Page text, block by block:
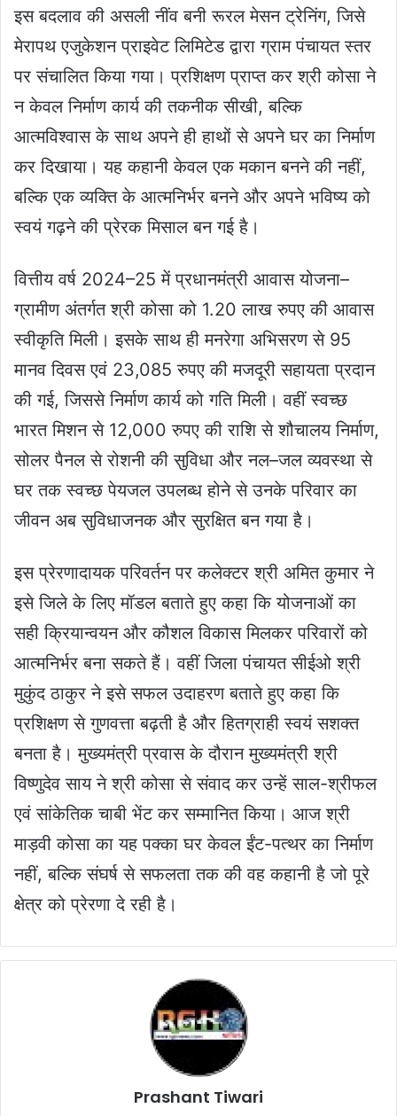
इस बदलाव की असली नींव बनी रूरल मेसन ट्रेनिंग, जिसे
मेरापथ एजुकेशन प्राइवेट लिमिटेड द्वारा ग्राम पंचायत स्तर
पर संचालित किया गया। प्रशिक्षण प्राप्त कर श्री कोसा ने
न केवल निर्माण कार्य की तकनीक सीखी, बल्कि
आत्मविश्वास के साथ अपने ही हाथों से अपने घर का निर्माण
कर दिखाया। यह कहानी केवल एक मकान बनने की नहीं,
बल्कि एक व्यक्ति के आत्मनिर्भर बनने और अपने भविष्य को
स्वयं गढ़ने की प्रेरक मिसाल बन गई है।
वित्तीय वर्ष 2024–25 में प्रधानमंत्री आवास योजना–
ग्रामीण अंतर्गत श्री कोसा को 1.20 लाख रुपए की आवास
स्वीकृति मिली। इसके साथ ही मनरेगा अभिसरण से 95
मानव दिवस एवं 23,085 रुपए की मजदूरी सहायता प्रदान
की गई, जिससे निर्माण कार्य को गति मिली। वहीं स्वच्छ
भारत मिशन से 12,000 रुपए की राशि से शौचालय निर्माण,
सोलर पैनल से रोशनी की सुविधा और नल–जल व्यवस्था से
घर तक स्वच्छ पेयजल उपलब्ध होने से उनके परिवार का
जीवन अब सुविधाजनक और सुरक्षित बन गया है।
इस प्रेरणादायक परिवर्तन पर कलेक्टर श्री अमित कुमार ने
इसे जिले के लिए मॉडल बताते हुए कहा कि योजनाओं का
सही क्रियान्वयन और कौशल विकास मिलकर परिवारों को
आत्मनिर्भर बना सकते हैं। वहीं जिला पंचायत सीईओ श्री
मुकुंद ठाकुर ने इसे सफल उदाहरण बताते हुए कहा कि
प्रशिक्षण से गुणवत्ता बढ़ती है और हितग्राही स्वयं सशक्त
बनता है। मुख्यमंत्री प्रवास के दौरान मुख्यमंत्री श्री
विष्णुदेव साय ने श्री कोसा से संवाद कर उन्हें साल-श्रीफल
एवं सांकेतिक चाबी भेंट कर सम्मानित किया। आज श्री
माड़वी कोसा का यह पक्का घर केवल ईंट-पत्थर का निर्माण
नहीं, बल्कि संघर्ष से सफलता तक की वह कहानी है जो पूरे
क्षेत्र को प्रेरणा दे रही है।
Prashant Tiwari